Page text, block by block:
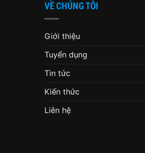
VỀ CHÚNG TÔI
Giới thiệu
Tuyển dụng
Tin tức
Kiến thức
Liên hệ